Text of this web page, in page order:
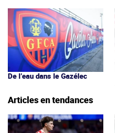
De l’eau dans le Gazélec
Articles en tendances